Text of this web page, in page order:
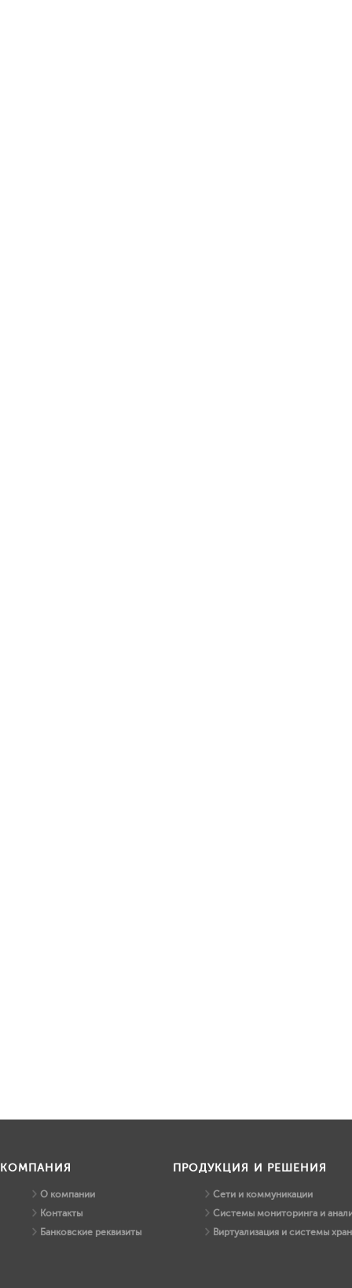
КОМПАНИЯ
О компании
Контакты
Банковские реквизиты
ПРОДУКЦИЯ И РЕШЕНИЯ
Сети и коммуникации
Системы мониторинга и
Виртуализация и системы